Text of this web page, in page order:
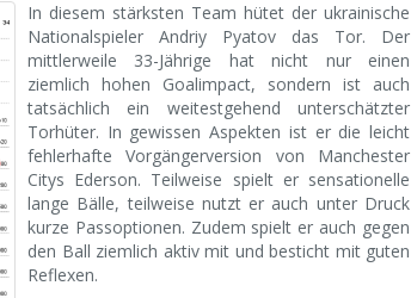
In diesem stärksten Team hütet der ukrainische
Nationalspieler Andriy Pyatov das Tor. Der
mittlerweile 33-Jährige hat nicht nur einen
ziemlich hohen Goalimpact, sondern ist auch
tatsächlich ein weitestgehend unterschätzter
Torhüter. In gewissen Aspekten ist er die leicht
fehlerhafte Vorgängerversion von Manchester
Citys Ederson. Teilweise spielt er sensationelle
lange Bälle, teilweise nutzt er auch unter Druck
kurze Passoptionen. Zudem spielt er auch gegen
den Ball ziemlich aktiv mit und besticht mit guten
Reflexen.